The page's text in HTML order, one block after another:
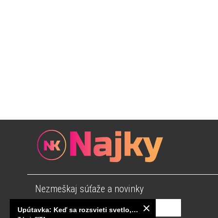
Upútavka: Keď sa rozsvieti svetlo, sú za tým tisíce správnych rozhodnutí. Ako vzniká infraštruktúra, ktorú nevnímame?
Nezmeškaj súťaže a novinky